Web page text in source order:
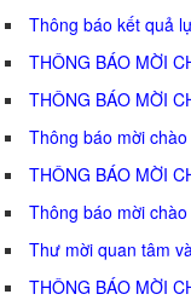
Thông báo kết quả
THÔNG BÁO MỜI
THÔNG BÁO MỜI
Thông báo mời chào
THÔNG BÁO MỜI
Thông báo mời chào
Thư mời quan tâm
THÔNG BÁO MỜI